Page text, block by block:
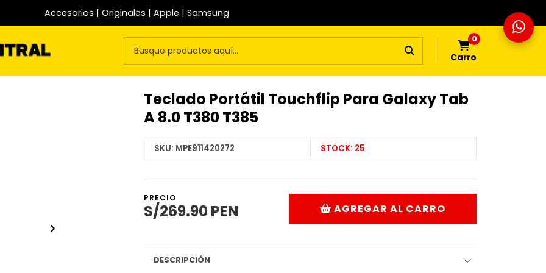
Accesorios | Originales | Apple | Samsung
0
Carro
Teclado Portátil Touchflip Para Galaxy Tab
A 8.0 T380 T385
SKU: MPE911420272 STOCK: 25
PRECIO
S/269.90 PEN AGREGAR AL CARRO
DESCRIPCIÓN